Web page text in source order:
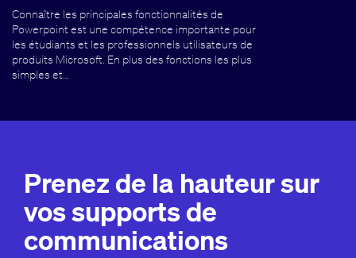
Connaître les principales fonctionnalités de
Powerpoint est une compétence importante pour
les étudiants et les professionnels utilisateurs de
produits Microsoft. En plus des fonctions les plus
simples et…
Prenez de la hauteur sur
vos supports de
communications